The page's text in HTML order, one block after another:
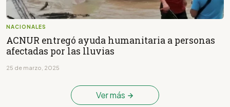
NACIONALES
ACNUR entregó ayuda humanitaria a personas
afectadas por las lluvias
25 de marzo, 2025
Ver más